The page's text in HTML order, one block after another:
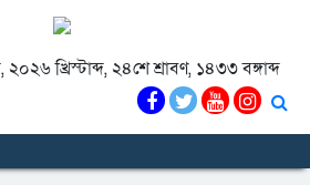
খ্রিস্টাব্দ, ২৪শে শ্রাবণ, ১৪৩৩ বঙ্গাব্দ